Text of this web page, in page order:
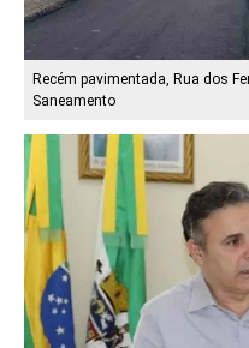
Recém pavimentada, Rua dos
Saneamento